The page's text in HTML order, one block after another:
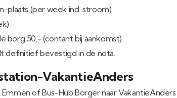
plaats (per week incl. stroom)
borg 50,- (contant bij aankomst)
definitief bevestigd in de nota.
VakantieAnders
of Bus-Hub Borger naar VakantieAnders